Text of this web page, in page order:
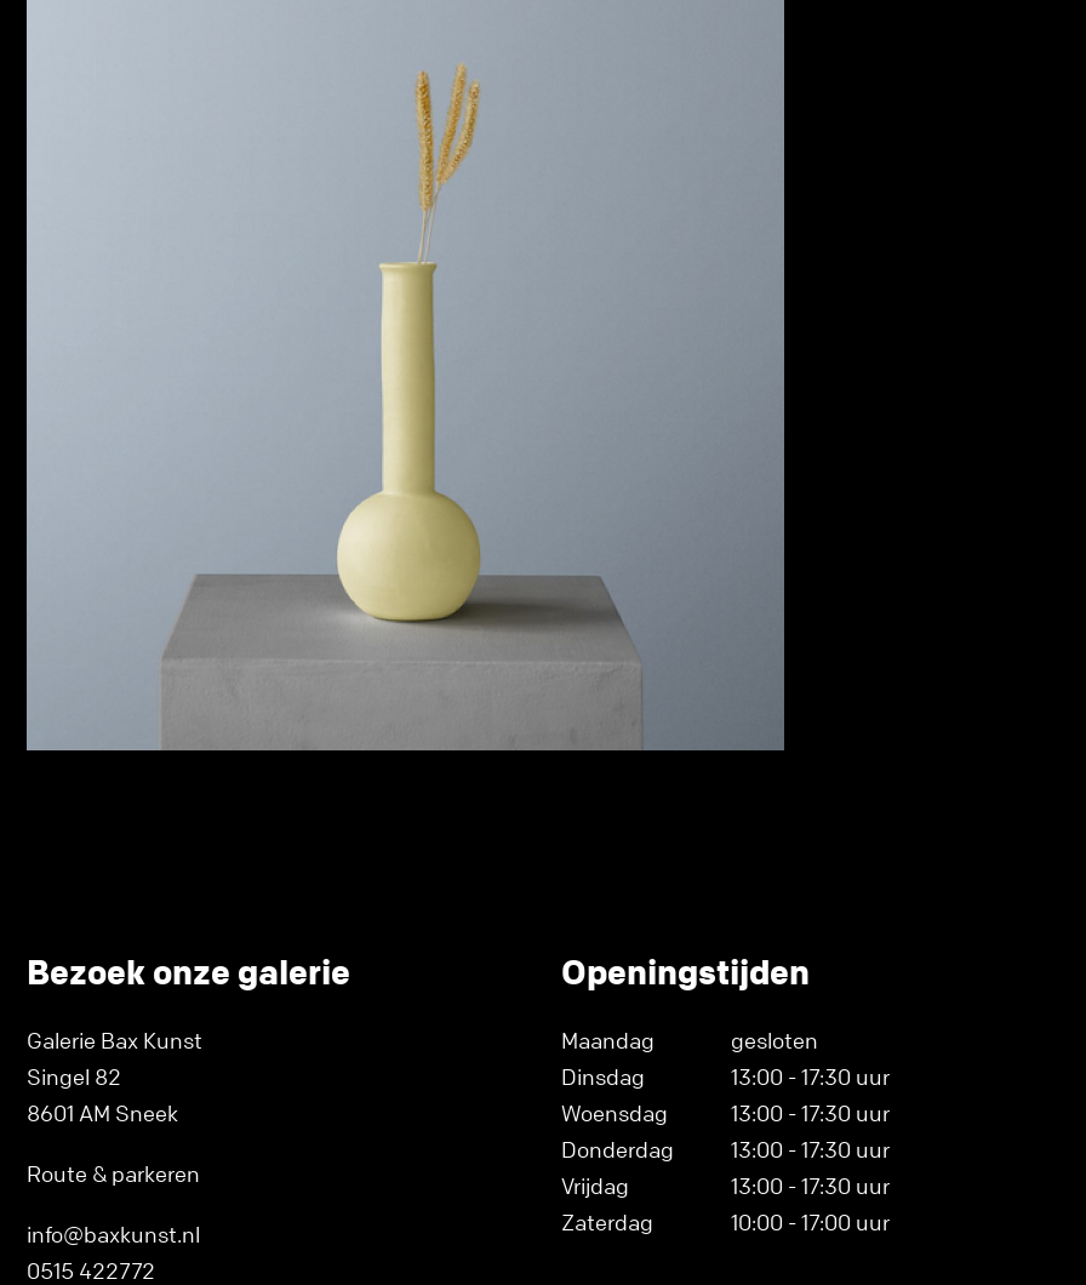
Bezoek onze galerie
Galerie Bax Kunst
Singel 82
8601 AM Sneek
Route & parkeren
info@baxkunst.nl
0515 422772
Openingstijden
Maandag
gesloten
Dinsdag
13:00 - 17:30 uur
Woensdag
13:00 - 17:30 uur
Donderdag
13:00 - 17:30 uur
Vrijdag
13:00 - 17:30 uur
Zaterdag
10:00 - 17:00 uur